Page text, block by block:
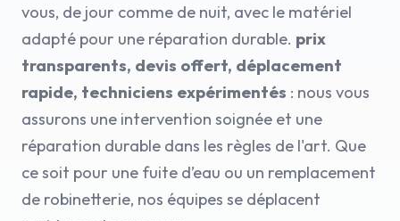
vous, de jour comme de nuit, avec le matériel
adapté pour une réparation durable. prix
transparents, devis offert, déplacement
rapide, techniciens expérimentés : nous vous
assurons une intervention soignée et une
réparation durable dans les règles de l'art. Que
ce soit pour une fuite d’eau ou un remplacement
de robinetterie, nos équipes se déplacent